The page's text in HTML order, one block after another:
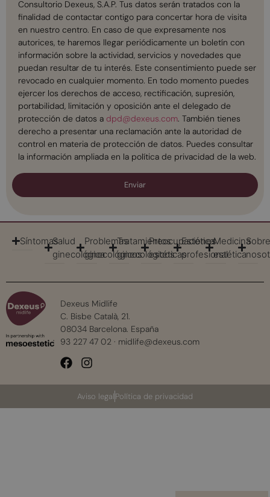
Consultorio Dexeus, S.A.P. Tus datos serán tratados con la
finalidad de contactar contigo para concertar hora de visita
en nuestro centro. En caso de que expresamente nos
autorices, te haremos llegar periódicamente un boletín con
información sobre la actividad, servicios y novedades que
puedan resultar de tu interés. Este consentimiento puede ser
revocado en cualquier momento. En todo momento puedes
ejercer los derechos de acceso, rectificación, supresión,
portabilidad, limitación y oposición ante el delegado de
protección de datos a dpd@dexeus.com. También tienes
derecho a presentar una reclamación ante la autoridad de
control en materia de protección de datos. Puedes consultar
la información ampliada en la política de privacidad de la web.
Enviar
SíntomasSalud
ginecológica
Problemas
ginecológicos
Tratamientos
ginecológicos
Preocupaciones
estéticas
Estética
profesional
Medicina
estética
Sobre
Dexeus Midlife
C. Bisbe Català, 21.
08034 Barcelona. España
93 227 47 02 · midlife@dexeus.com
Aviso legalPolítica de privacidad